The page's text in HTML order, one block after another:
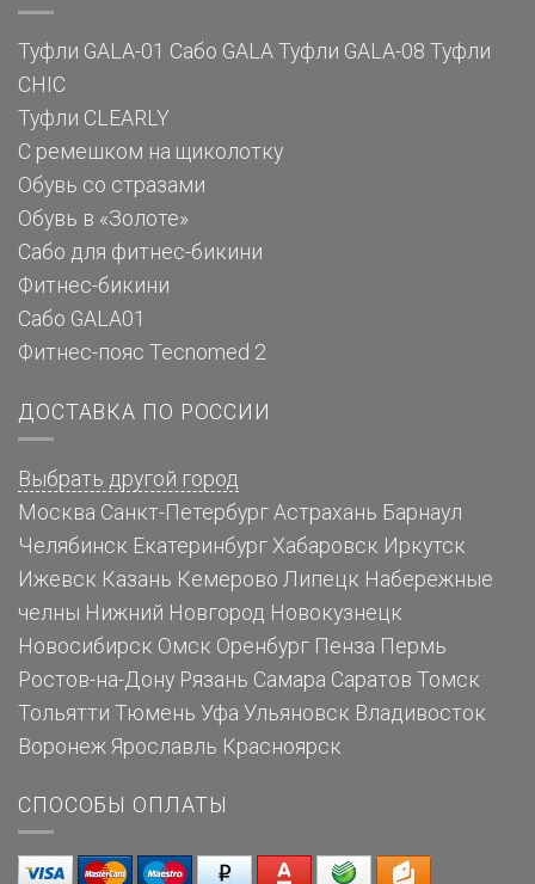
Туфли GALA-01 Сабо GALA Туфли GALA-08 Туфли
CHIC
Туфли CLEARLY
С ремешком на щиколотку
Обувь со стразами
Обувь в «Золоте»
Сабо для фитнес-бикини
Фитнес-бикини
Сабо GALA01
Фитнес-пояс Tecnomed 2
ДОСТАВКА ПО РОССИИ
Выбрать другой город
Москва Санкт-Петербург Астрахань Барнаул
Челябинск Екатеринбург Хабаровск Иркутск
Ижевск Казань Кемерово Липецк Набережные
челны Нижний Новгород Новокузнецк
Новосибирск Омск Оренбург Пенза Пермь
Ростов-на-Дону Рязань Самара Саратов Томск
Тольятти Тюмень Уфа Ульяновск Владивосток
Воронеж Ярославль Красноярск
СПОСОБЫ ОПЛАТЫ